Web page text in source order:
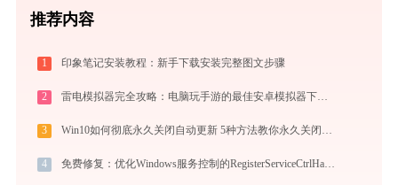
推荐内容
1 印象笔记安装教程：新手下载安装完整图文步骤
2 雷电模拟器完全攻略：电脑玩手游的最佳安卓模拟器下载安装与优化配置指南
3 Win10如何彻底永久关闭自动更新 5种方法教你永久关闭win10自动更新
4 免费修复：优化Windows服务控制的RegisterServiceCtrlHandlerEx方法